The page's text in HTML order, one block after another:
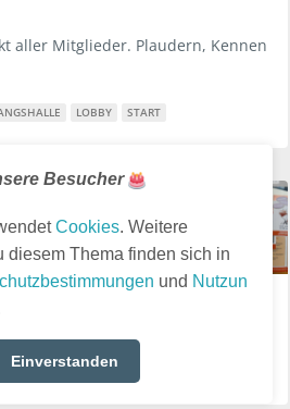
Besucher
Cookies. Weitere
diesem Thema finden sich in
und Nutzun
Einverstanden
aller Mitglieder. Plaudern, Kennen
LOBBY START
Reutlingen
mit Sozialbehörden